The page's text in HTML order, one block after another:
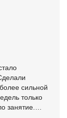
сильной
только
занятие.